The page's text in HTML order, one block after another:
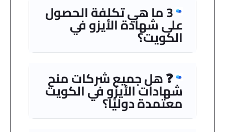
3 ما هي تكلفة الحصول
على شهادة الأيزو في
الكويت؟
❓ هل جميع شركات منح
شهادات الأيزو في الكويت
معتمدة دوليًا؟